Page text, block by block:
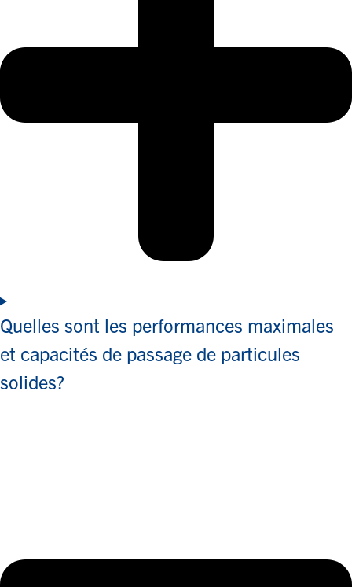
Quelles sont les performances maximales
et capacités de passage de particules
solides?